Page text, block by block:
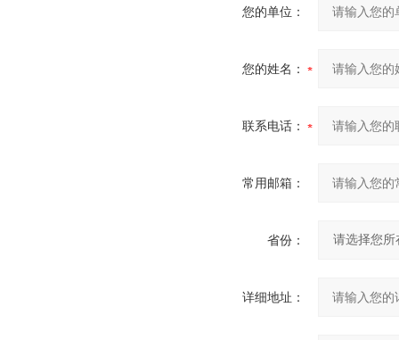
您的单位：
您的姓名：
联系电话：
常用邮箱：
省份：
详细地址：